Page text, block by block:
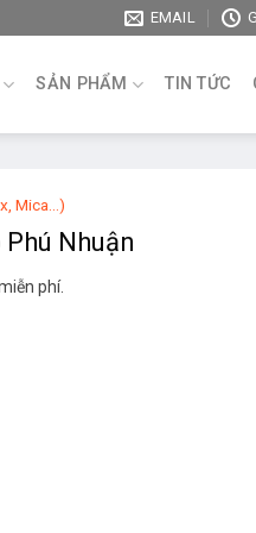
EMAIL
SẢN PHẨM TIN TỨC
Mica...)
Nhuận
phí.